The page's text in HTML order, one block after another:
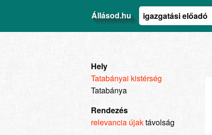
Állásod.hu
Hely
Tatabányai kistérség
Tatabánya
Rendezés
relevancia újaktávolság